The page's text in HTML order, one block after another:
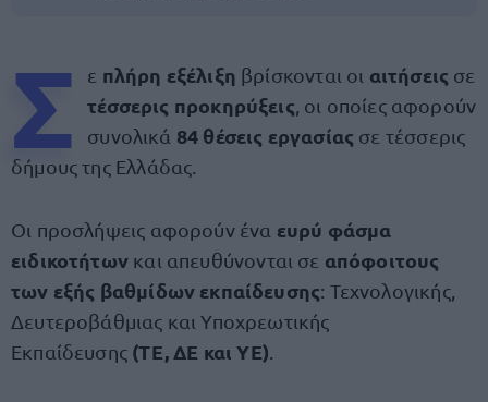
Σ ε πλήρη εξέλιξη βρίσκονται οι αιτήσεις σε
τέσσερις προκηρύξεις , οι οποίες αφορούν
συνολικά 84 θέσεις εργασίας σε τέσσερις
δήμους της Ελλάδας.
Οι προσλήψεις αφορούν ένα ευρύ φάσμα
ειδικοτήτωνκαι απευθύνονται σε απόφοιτους
των εξής βαθμίδων εκπαίδευσης: Τεχνολογικής,
Δευτεροβάθμιας και Υποχρεωτικής
Εκπαίδευσης (ΤΕ, ΔΕ και ΥΕ)